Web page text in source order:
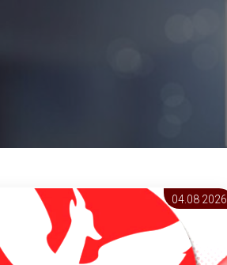
04.08 2026